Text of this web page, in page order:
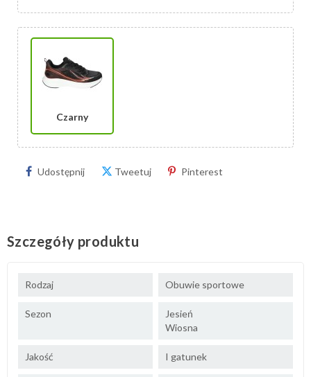
Czarny
Udostępnij Tweetuj Pinterest
Szczegóły produktu
Rodzaj Obuwie sportowe
Sezon
Jesień
Wiosna
Jakość I gatunek